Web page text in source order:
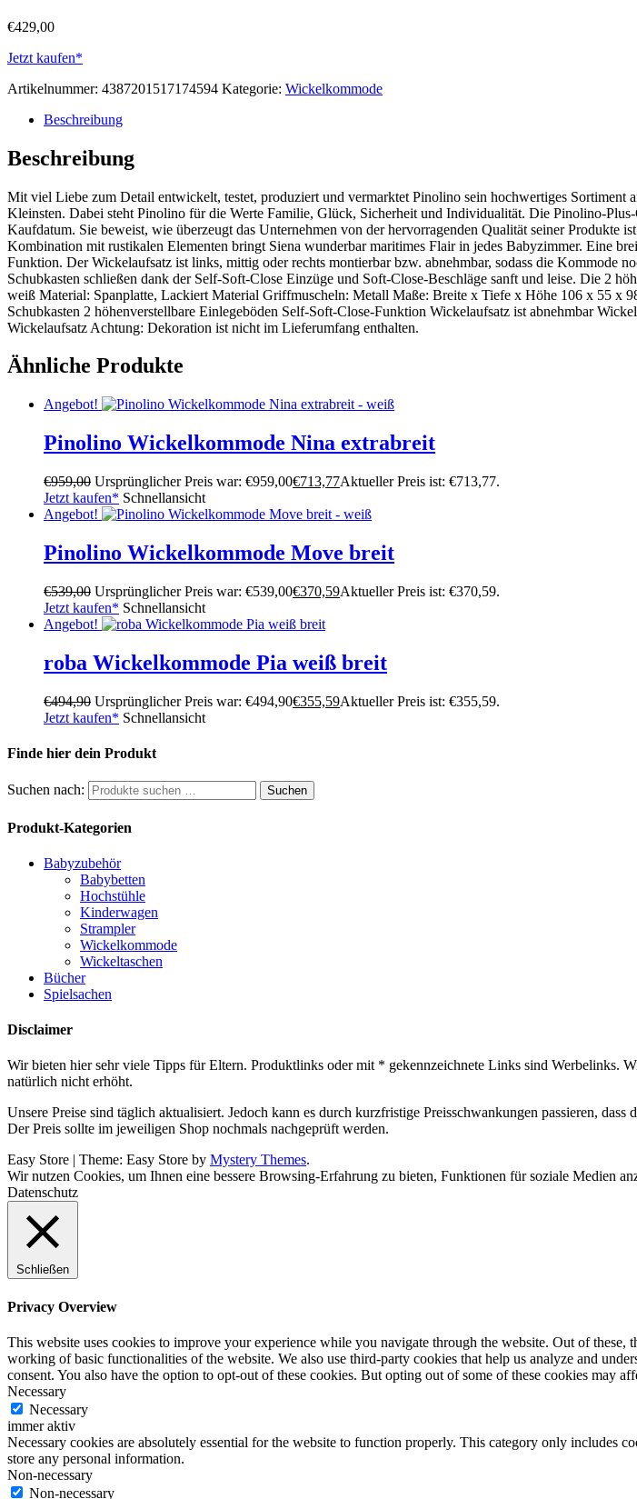
€429,00
Jetzt kaufen*
Artikelnummer: 4387201517174594 Kategorie: Wickelkommode
Beschreibung
Beschreibung
Mit viel Liebe zum Detail entwickelt, testet, produziert und vermarktet Pinolino sein hochwertiges Sortiment
Kleinsten. Dabei steht Pinolino für die Werte Familie, Glück, Sicherheit und Individualität. Die Pinolino-
Kaufdatum. Sie beweist, wie überzeugt das Unternehmen von der hervorragenden Qualität seiner Produkte
Kombination mit rustikalen Elementen bringt Siena wunderbar maritimes Flair in jedes Babyzimmer. Eine
Funktion. Der Wickelaufsatz ist links, mittig oder rechts montierbar bzw. abnehmbar, sodass die Kommode
Schubkasten schließen dank der Self-Soft-Close Einzüge und Soft-Close-Beschläge sanft und leise. Die 2
weiß Material: Spanplatte, Lackiert Material Griffmuscheln: Metall Maße: Breite x Tiefe x Höhe 106 x 55 x
Schubkasten 2 höhenverstellbare Einlegeböden Self-Soft-Close-Funktion Wickelaufsatz ist abnehmbar
Wickelaufsatz Achtung: Dekoration ist nicht im Lieferumfang enthalten.
Ähnliche Produkte
Angebot!
Pinolino Wickelkommode Nina extrabreit
€959,00 Ursprünglicher Preis war: €959,00€713,77Aktueller Preis ist: €713,77.
Jetzt kaufen* Schnellansicht
Angebot!
Pinolino Wickelkommode Move breit
€539,00 Ursprünglicher Preis war: €539,00€370,59Aktueller Preis ist: €370,59.
Jetzt kaufen* Schnellansicht
Angebot!
roba Wickelkommode Pia weiß breit
€494,90 Ursprünglicher Preis war: €494,90€355,59Aktueller Preis ist: €355,59.
Jetzt kaufen* Schnellansicht
Finde hier dein Produkt
Suchen nach: Suchen
Produkt-Kategorien
Babyzubehör
Babybetten
Hochstühle
Kinderwagen
Strampler
Wickelkommode
Wickeltaschen
Bücher
Spielsachen
Disclaimer
Wir bieten hier sehr viele Tipps für Eltern. Produktlinks oder mit * gekennzeichnete Links sind Werbelinks.
natürlich nicht erhöht.
Unsere Preise sind täglich aktualisiert. Jedoch kann es durch kurzfristige Preisschwankungen passieren,
Der Preis sollte im jeweiligen Shop nochmals nachgeprüft werden.
Easy Store | Theme: Easy Store by Mystery Themes.
Wir nutzen Cookies, um Ihnen eine bessere Browsing-Erfahrung zu bieten, Funktionen für soziale Medien
Datenschutz
Schließen
Privacy Overview
This website uses cookies to improve your experience while you navigate through the website. Out of these,
working of basic functionalities of the website. We also use third-party cookies that help us analyze and
consent. You also have the option to opt-out of these cookies. But opting out of some of these cookies may
Necessary
Necessary
immer aktiv
Necessary cookies are absolutely essential for the website to function properly. This category only includes
store any personal information.
Non-necessary
Non-necessary